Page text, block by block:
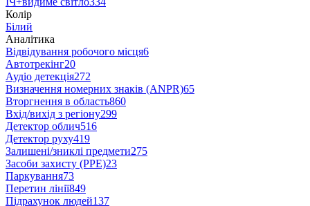
Колір
Білий
Аналітика
Відвідування робочого місця6
Автотрекінг20
Аудіо детекція272
Визначення номерних знаків (ANPR)65
Вторгнення в область860
Вхід/вихід з регіону299
Детектор облич516
Детектор руху419
Залишені/зниклі предмети275
Засоби захисту (PPE)23
Паркування73
Перетин лінії849
Підрахунок людей137